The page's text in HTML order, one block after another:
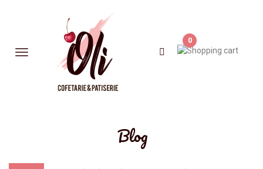
0
Blog